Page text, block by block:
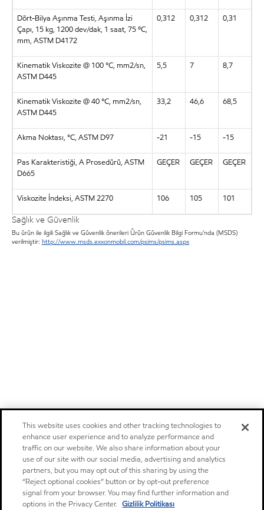
Dört-Bilya Aşınma Testi, Aşınma İzi
Çapı, 15 kg, 1200 dev/dak, 1 saat, 75 ºC,
mm, ASTM D4172
0,312 0,312 0,31
Kinematik Viskozite @ 100 °C, mm2/sn,
ASTM D445
5,5 7 8,7
Kinematik Viskozite @ 40 °C, mm2/sn,
ASTM D445
33,2 46,6 68,5
Akma Noktası, °C, ASTM D97 -21 -15 -15
Pas Karakteristiği, A Prosedürü, ASTM
D665
GEÇER GEÇER GEÇER
Viskozite İndeksi, ASTM 2270 106 105 101
Sağlık ve Güvenlik
Bu ürün ile ilgili Sağlık ve Güvenlik önerileri Ürün Güvenlik Bilgi Formu’nda (MSDS)
verilmiştir: http://www.msds.exxonmobil.com/psims/psims.aspx
This website uses cookies and other tracking technologies to
enhance user experience and to analyze performance and
traffic on our website. We also share information about your
use of our site with our social media, advertising and analytics
partners, but you may opt out of this sharing by using the
“Reject optional cookies” button or by opt-out preference
signal from your browser. You may find further information and
options in the Privacy Center. Gizlilik Politikası